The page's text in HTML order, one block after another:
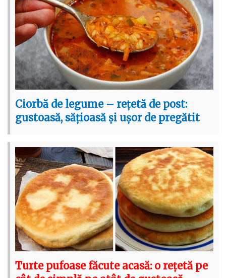
Ciorbă de legume – rețetă de post:
gustoasă, sățioasă și ușor de pregătit
Turte pufoase făcute acasă: o rețetă pe